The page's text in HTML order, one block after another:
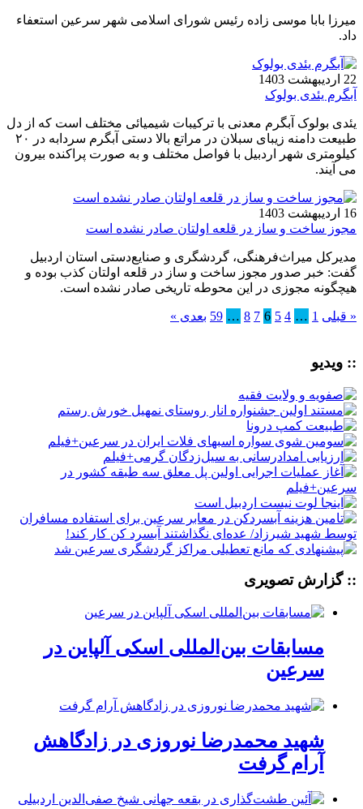
میرزا بابا موسی زاده رئیس شورای اسلامی شهر سرعین استعفاء
داد.
22 اردیبهشت 1403
آبگرم یئدی بولوک
یئدی بولوک آبگرم معدنی با ترکیبات شیمیائی مختلف است که از دل
طبیعت دامنه زیبای سبلان در مراتع بالا دستی آبگرم سردابه در ۲۰
کیلومتری شهر اردبیل با فواصل مختلف و به صورت پراکنده بیرون
می آیند.
16 اردیبهشت 1403
مجوز ساخت و ساز در قلعه اولتان صادر نشده است
مدیرکل میراث‌فرهنگی، گردشگری و صنایع‌دستی استان اردبیل
گفت: خبر صدور مجوز ساخت و ساز در قلعه اولتان کذب بوده و
هیچگونه مجوزی در این محوطه تاریخی صادر نشده است.
« قبلی 1
…
4
5
6
7
8
…
59 بعدی »
:: ویدیو
:: گزارش تصویری
مسابقات بین‌المللی اسکی آلپاین در
سرعین
شهید محمدرضا نوروزی در زادگاهش
آرام گرفت